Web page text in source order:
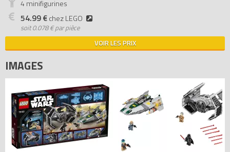
4 minifigurines
54.99 €chez LEGO
soit0.078 € par pièce
VOIR LES PRIX
IMAGES